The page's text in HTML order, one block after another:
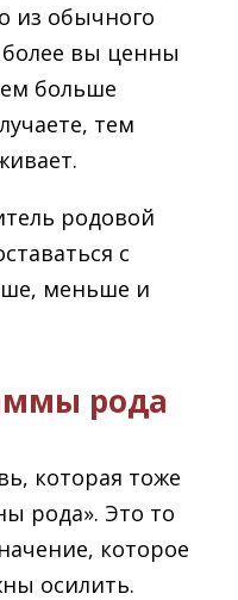
из обычного
вы ценны
больше
тем
родовой
с
меньше и
рода
которая тоже
рода». Это то
которое
осилить.